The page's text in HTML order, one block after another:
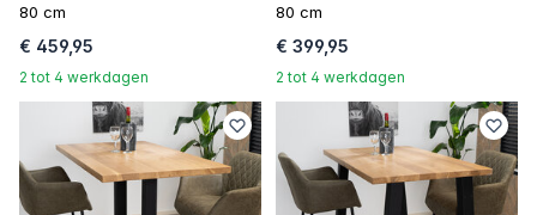
80 cm
€ 459,95
2 tot 4 werkdagen
80 cm
€ 399,95
2 tot 4 werkdagen